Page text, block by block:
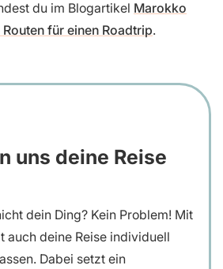
du im Blogartikel Marokko
für einen Roadtrip.
uns deine Reise
dein Ding? Kein Problem! Mit
auch deine Reise individuell
Dabei setzt ein